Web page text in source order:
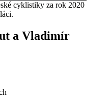
cyklistiky za rok 2020
a Vladimír